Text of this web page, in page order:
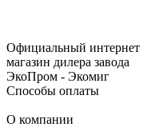
Официальный интернет
магазин дилера завода
ЭкоПром - Экомиг
Способы оплаты
О компании